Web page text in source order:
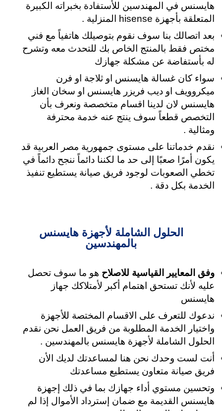
هايسنس في المهندسين للأستفادة بخبراته الكبيرة
المتعلقة بأجهزة hisense المنزلية .
بعد اتصالك بنا سوف نقوم بتوصيلك هاتفياً مع فني
مختص فقط بالمنتج الخاص بك للتحدث معه وتشرح
له بأستفاضة عن مشكلة جهازك
سواء كان غسالة هايسنس او ثلاجة او فرن
ميكروويف او ديب فريزر هايسنس او سخان الغاز
هايسنس لان لدينا اقسام متخصصة ونعرف بأن
التخصص قطعاً سوف ينتج عنه خدمة محترفة
ومثالية .
نقدم خدماتنا على مستوى جمهورية مصر العربية قد
يكون أمرًا صعبًا إلى حد ما لكننا دائماً ننجح دائماً في
تخطي الصعوبات لوجود فريق صيانة يستطيع تنفيذ
الخدمة بكل دقة .
الحلول الشاملة لأجهزة هايسنس
بالمهندسين
وفق المعايير القياسية للاصلاح هو ما سوف تحصل
عليه لأنك تستحق اهتمام أكبر لأمتلاكك جهاز
هايسنس
ندعوك للتعرف على الاقسام المختصة للأجهزة
واختيار الخدمة المطلوبة من فريق العمل نحن نقدم
الحلول الشاملة لأجهزة هايسنس بالمهندسين .
أنت لست وحدك نحن هنا لمساعدتك لديك الأن
فريق صيانة متعاون يستطيع مساعدتك
وتحسين مستوي أداء جهازك بما في ذلك إجهزة
هايسنس القديمة مع ضمان إسترداد الأموال إذا لم